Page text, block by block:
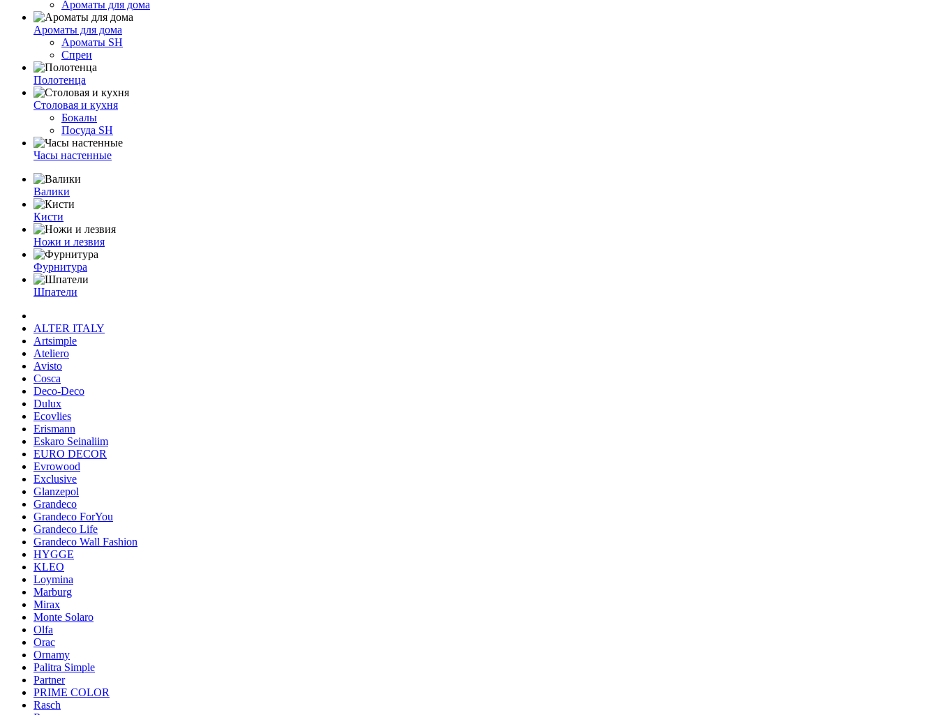
Ароматы для дома
Ароматы для дома
Ароматы SH
Спреи
Полотенца
Столовая и кухня
Бокалы
Посуда SH
Часы настенные
Валики
Кисти
Ножи и лезвия
Фурнитура
Шпатели
ALTER ITALY
Artsimple
Ateliero
Avisto
Cosca
Deco-Deco
Dulux
Ecovlies
Erismann
Eskaro Seinaliim
EURO DECOR
Evrowood
Exclusive
Glanzepol
Grandeco
Grandeco ForYou
Grandeco Life
Grandeco Wall Fashion
HYGGE
KLEO
Loymina
Marburg
Mirax
Monte Solaro
Olfa
Orac
Ornamy
Palitra Simple
Partner
PRIME COLOR
Rasch